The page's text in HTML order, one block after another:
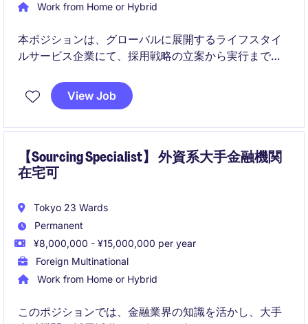
Work from Home or Hybrid
本ポジションは、グローバルに展開するライフスタイ
ルサービス企業にて、採用戦略の立案から実行までを
ードし、候補者体験の向上とプロセス改善を推進して
いただきます。
View Job
【Sourcing Specialist】 外資系大手金融機関
在宅可
Tokyo 23 Wards
Permanent
¥8,000,000 - ¥15,000,000 per year
Foreign Multinational
Work from Home or Hybrid
このポジションでは、金融業界の知識を活かし、大手